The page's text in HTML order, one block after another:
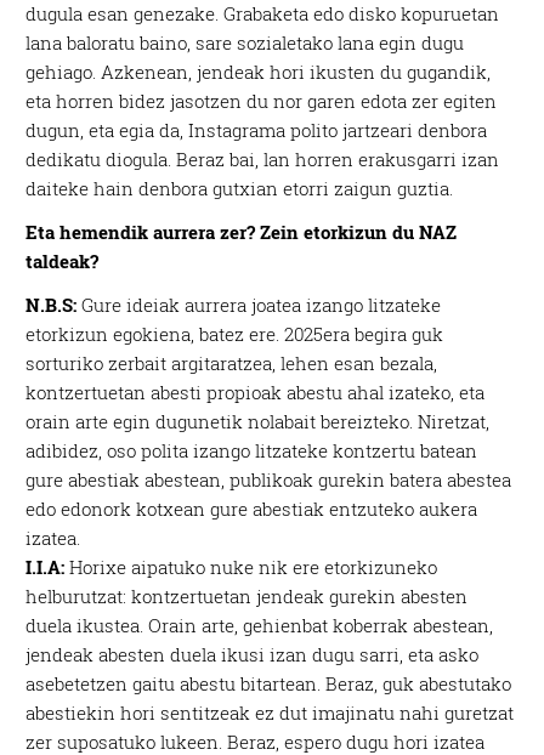
dugula esan genezake. Grabaketa edo disko kopuruetan
lana baloratu baino, sare sozialetako lana egin dugu
gehiago. Azkenean, jendeak hori ikusten du gugandik,
eta horren bidez jasotzen du nor garen edota zer egiten
dugun, eta egia da, Instagrama polito jartzeari denbora
dedikatu diogula. Beraz bai, lan horren erakusgarri izan
daiteke hain denbora gutxian etorri zaigun guztia.
Eta hemendik aurrera zer? Zein etorkizun du NAZ
taldeak?
N.B.S: Gure ideiak aurrera joatea izango litzateke
etorkizun egokiena, batez ere. 2025era begira guk
sorturiko zerbait argitaratzea, lehen esan bezala,
kontzertuetan abesti propioak abestu ahal izateko, eta
orain arte egin dugunetik nolabait bereizteko. Niretzat,
adibidez, oso polita izango litzateke kontzertu batean
gure abestiak abestean, publikoak gurekin batera abestea
edo edonork kotxean gure abestiak entzuteko aukera
izatea.
I.I.A: Horixe aipatuko nuke nik ere etorkizuneko
helburutzat: kontzertuetan jendeak gurekin abesten
duela ikustea. Orain arte, gehienbat koberrak abestean,
jendeak abesten duela ikusi izan dugu sarri, eta asko
asebetetzen gaitu abestu bitartean. Beraz, guk abestutako
abestiekin hori sentitzeak ez dut imajinatu nahi guretzat
zer suposatuko lukeen. Beraz, espero dugu hori izatea